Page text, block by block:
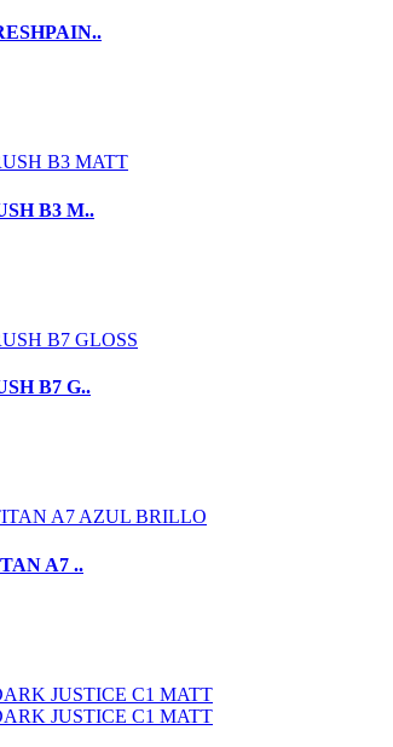
B3 M..
B7 G..
A7 ..